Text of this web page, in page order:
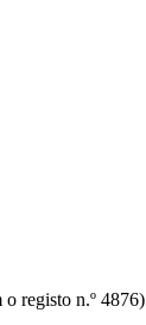
registo n.º 4876)